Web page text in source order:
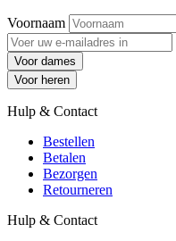
Voornaam
Voor dames
Voor heren
Hulp & Contact
Bestellen
Betalen
Bezorgen
Retourneren
Hulp & Contact